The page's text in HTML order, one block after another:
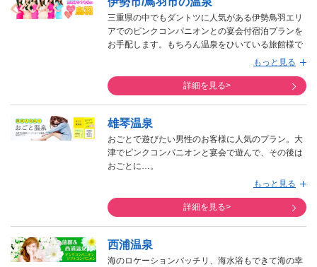
三重県の中でもダントツに人気がある伊勢鳥羽エリ
アでのピンクコンパニオンとの宴会付宿泊プランを
お手配します。もちろん温泉をひいている旅館様で
いプランです。信仰心の厚い方は、参拝の前に二見
興玉神社や天の岩戸、猿田彦神社も訪れているよう
村、鳥羽水族館、伊勢・安土桃山文化村、ミキモト
真珠島などがあるので行き先で困ることはないで
す。
鳥羽は海女さんが全国一いる地域。海女小屋でとれ
たての新鮮なウニやサザエ、アワビなどを海女さん
い出になります。
ピンクコンパニオンは若い女の子が揃うプランがあ
す。
もっと見る
詳細を見る>
雄琴温泉
おごとで遊びたい男性のお客様に人気のプラン。大
津でピンクコンパニオンと宴会で遊んで、その後は
おごとに…。
京都からとてもアクセスが良く、関西や北陸、中京
近江牛も食べられて、宴会後はおごとで遊んで、満
足度が高い関西で大人気のプランです。関西でダン
の宴会付宿泊プラン。
もっと見る
詳細を見る>
西浦温泉
海のロケーションバッチリ、海水浴もできて海の幸